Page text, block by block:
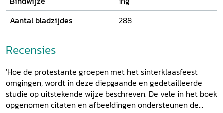
Aantal bladzijdes
288
Recensies
'Hoe de protestante groepen met het sinterklaasfeest
omgingen, wordt in deze diepgaande en gedetailleerde
studie op uitstekende wijze beschreven. De vele in het boek
opgenomen citaten en afbeeldingen ondersteunen de